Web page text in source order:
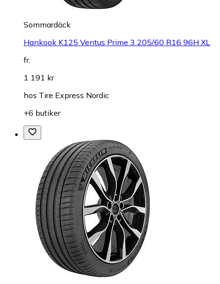
Sommardäck
Hankook K125 Ventus Prime 3 205/60 R16 96H XL
fr.
1 191 kr
hos Tire Express Nordic
+6 butiker